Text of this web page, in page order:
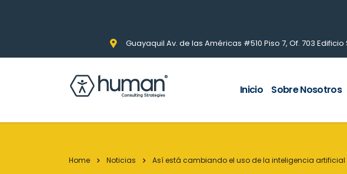
Guayaquil Av. de las Américas #510 Piso 7, Of. 703
Inicio Sobre Nosotros
Home Noticias Así está cambiando el uso de la inteligencia